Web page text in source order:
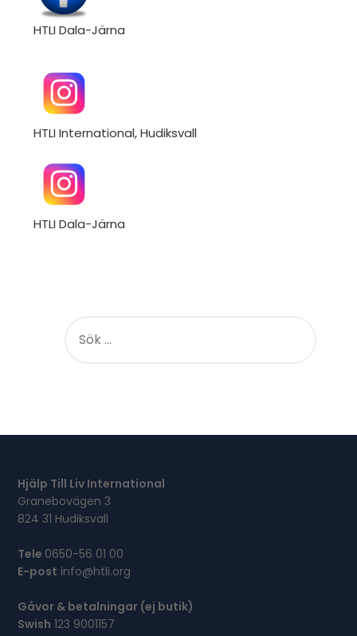
HTLI Dala-Järna
HTLI International, Hudiksvall
HTLI Dala-Järna
E
Hjälp Till Liv International
Granebovägen 3
824 31 Hudiksvall
Tele 0650-56 01 00
E-post info@htli.org
Gåvor & betalningar (ej butik)
Swish 123 9001157